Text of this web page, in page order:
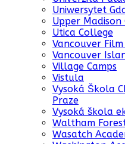
Uniwersytet
Upper Madison
Utica College
Vancouver
Vancouver
Village Camps
Vistula
Vysoká Škola
Praze
Vysoká škola
Waltham
Wasatch